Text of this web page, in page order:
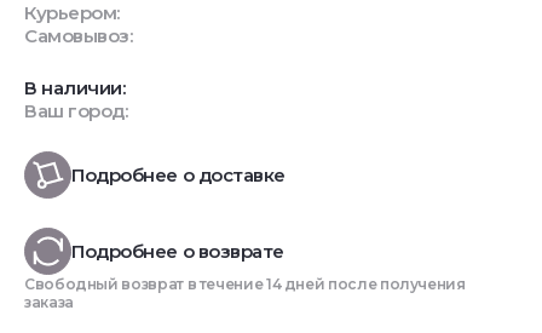
Курьером:
Самовывоз:
В наличии:
Ваш город:
Подробнее о доставке
Подробнее о возврате
Свободный возврат в течение 14 дней после получения
заказа